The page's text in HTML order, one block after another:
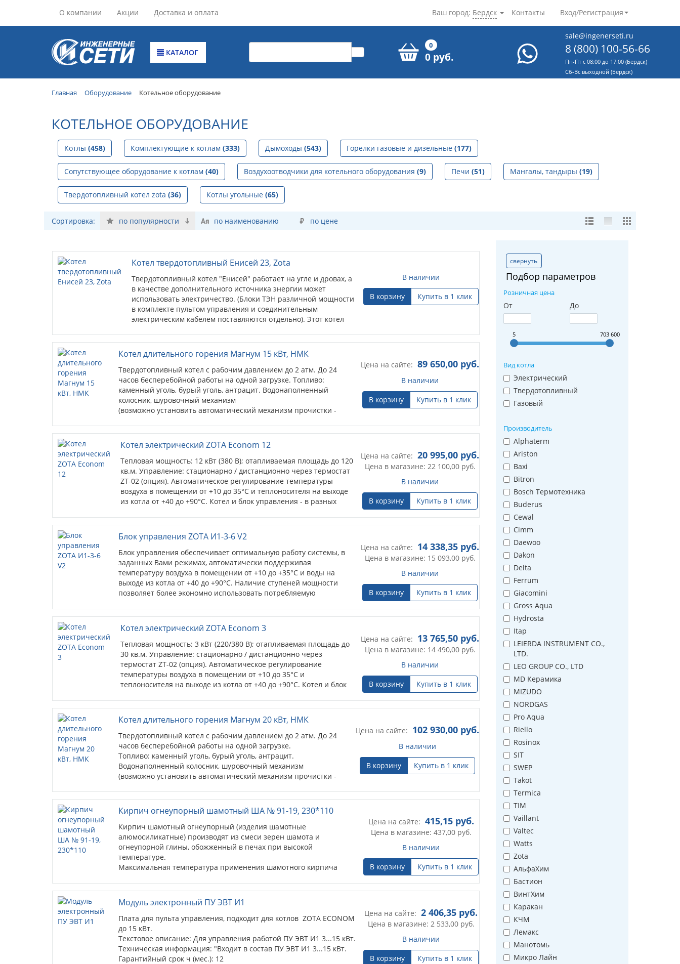
О компании Акции Доставка и оплата Контакты Вход/Регистрация
Ваш город: Бердск
КАТАЛОГ
0
0 руб.
sale@ingenerseti.ru
8 (800) 100-56-66
Пн-Пт с 08:00 до 17:00 (Бердск)
Cб-Вс выходной (Бердск)
Главная Оборудование Котельное оборудование
КОТЕЛЬНОЕ ОБОРУДОВАНИЕ
Котлы (458) Комплектующие к котлам (333) Дымоходы (543) Горелки газовые и дизельные (177)
Сопутствующее оборудование к котлам (40) Воздухоотводчики для котельного оборудования (9) Печи (51) Мангалы, тандыры (19)
Твердотопливный котел zota (36) Котлы угольные (65)
Сортировка: по популярности по наименованию по цене
свернуть
Подбор параметров
Розничная цена
От До
5 703 600
Вид котла
Электрический
Твердотопливный
Газовый
Производитель
Alphaterm
Ariston
Baxi
Bitron
Bosch Термотехника
Buderus
Cewal
Cimm
Daewoo
Dakon
Delta
Ferrum
Giacomini
Gross Aqua
Hydrosta
Itap
LEIERDA INSTRUMENT CO.,
LTD.
LEO GROUP CO., LTD
MD Керамика
MIZUDO
NORDGAS
Pro Aqua
Riello
Rosinox
SIT
SWEP
Takot
Termica
TIM
Vaillant
Valtec
Watts
Zota
АльфаХим
Бастион
ВинтХим
Каракан
КЧМ
Лемакс
Манотомь
Микро Лайн
Котел твердотопливный Енисей 23, Zota
Твердотопливный котел "Енисей" работает на угле и дровах, а
в качестве дополнительного источника энергии может
использовать электричество. (Блоки ТЭН различной мощности
в комплекте пультом управления и соединительным
электрическим кабелем поставляются отдельно). Этот котел
В наличии
В корзину
Купить в 1 клик
Котел длительного горения Магнум 15 кВт, НМК
Твердотопливный котел с рабочим давлением до 2 атм. До 24
часов бесперебойной работы на одной загрузке. Топливо:
каменный уголь, бурый уголь, антрацит. Водонаполненный
колосник, шуровочный механизм
(возможно установить автоматический механизм прочистки -
Цена на сайте: 89 650,00 руб.
В наличии
В корзину
Купить в 1 клик
Котел электрический ZOTA Econom 12
Тепловая мощность: 12 кВт (380 В); отапливаемая площадь до 120
кв.м. Управление: стационарно / дистанционно через термостат
ZT-02 (опция). Автоматическое регулирование температуры
воздуха в помещении от +10 до 35°С и теплоносителя на выходе
из котла от +40 до +90°С. Котел и блок управления - в разных
Цена на сайте: 20 995,00 руб.
Цена в магазине: 22 100,00руб.
В наличии
В корзину
Купить в 1 клик
Блок управления ZOTA И1-3-6 V2
Блок управления обеспечивает оптимальную работу системы, в
заданных Вами режимах, автоматически поддерживая
температуру воздуха в помещении от +10 до +35°С и воды на
выходе из котла от +40 до +90°С. Наличие ступеней мощности
позволяет более экономно использовать потребляемую
Цена на сайте: 14 338,35 руб.
Цена в магазине: 15 093,00руб.
В наличии
В корзину
Купить в 1 клик
Котел электрический ZOTA Econom 3
Тепловая мощность: 3 кВт (220/380 В); отапливаемая площадь до
30 кв.м. Управление: стационарно / дистанционно через
термостат ZT-02 (опция). Автоматическое регулирование
температуры воздуха в помещении от +10 до 35°С и
теплоносителя на выходе из котла от +40 до +90°С. Котел и блок
Цена на сайте: 13 765,50 руб.
Цена в магазине: 14 490,00руб.
В наличии
В корзину
Купить в 1 клик
Котел длительного горения Магнум 20 кВт, НМК
Твердотопливный котел с рабочим давлением до 2 атм. До 24
часов бесперебойной работы на одной загрузке.
Топливо: каменный уголь, бурый уголь, антрацит.
Водонаполненный колосник, шуровочный механизм
(возможно установить автоматический механизм прочистки -
Цена на сайте: 102 930,00 руб.
В наличии
В корзину
Купить в 1 клик
Кирпич огнеупорный шамотный ША № 91-19, 230*110
Кирпич шамотный огнеупорный (изделия шамотные
алюмосиликатные) производят из смеси зерен шамота и
огнеупорной глины, обожженный в печах при высокой
температуре.
Максимальная температура применения шамотного кирпича
Цена на сайте: 415,15руб.
Цена в магазине: 437,00руб.
В наличии
В корзину
Купить в 1 клик
Модуль электронный ПУ ЭВТ И1
Плата для пульта управления, подходит для котлов ZOTA ECONOM
до 15 кВт.
Текстовое описание: Для управления работой ПУ ЭВТ И1 3...15 кВт.
Техническая информация: "Входит в состав ПУ ЭВТ И1 3...15 кВт.
Гарантийный срок ч (мес.): 12
Цена на сайте: 2 406,35 руб.
Цена в магазине: 2 533,00руб.
В наличии
В корзину
Купить в 1 клик